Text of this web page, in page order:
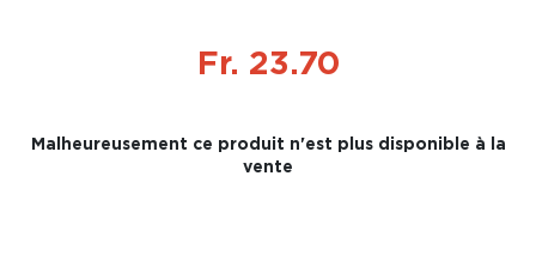
Fr. 23.70
Malheureusement ce produit n'est plus disponible à la
vente